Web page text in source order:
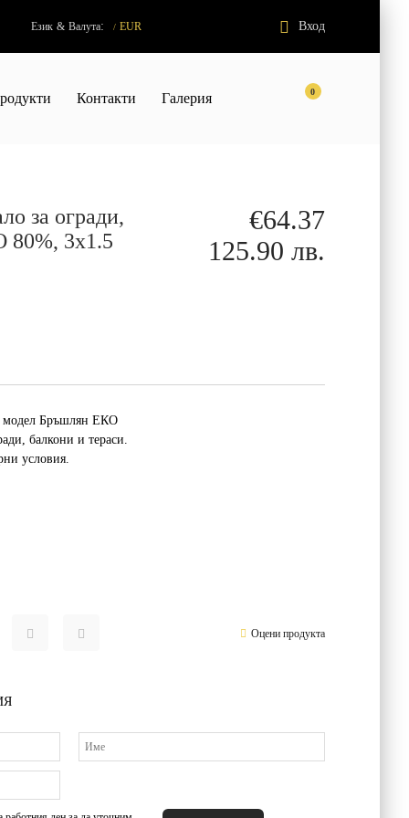
Език & Валута: / EUR Вход
0
Контакти Галерия
за огради,
3х1.5
€64.37
125.90 лв.
модел Бръшлян ЕКО
балкони и тераси.
условия.
Оцени продукта